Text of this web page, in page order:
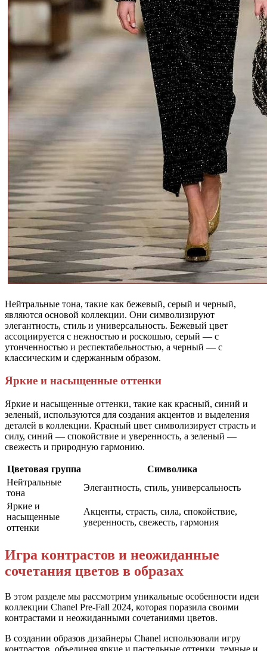
Нейтральные тона, такие как бежевый, серый и черный,
являются основой коллекции. Они символизируют
элегантность, стиль и универсальность. Бежевый цвет
ассоциируется с нежностью и роскошью, серый — с
утонченностью и респектабельностью, а черный — с
классическим и сдержанным образом.
Яркие и насыщенные оттенки
Яркие и насыщенные оттенки, такие как красный, синий и
зеленый, используются для создания акцентов и выделения
деталей в коллекции. Красный цвет символизирует страсть и
силу, синий — спокойствие и уверенность, а зеленый —
свежесть и природную гармонию.
Цветовая группа
Символика
Нейтральные
тона
Элегантность, стиль, универсальность
Яркие и
насыщенные
оттенки
Акценты, страсть, сила, спокойствие,
уверенность, свежесть, гармония
Игра контрастов и неожиданные
сочетания цветов в образах
В этом разделе мы рассмотрим уникальные особенности идеи
коллекции Chanel Pre-Fall 2024, которая поразила своими
контрастами и неожиданными сочетаниями цветов.
В создании образов дизайнеры Chanel использовали игру
контрастов, объединяя яркие и пастельные оттенки, темные и